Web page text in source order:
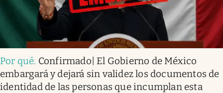
Por qué. Confirmado| El Gobierno de México
embargará y dejará sin validez los documentos de
identidad de las personas que incumplan esta